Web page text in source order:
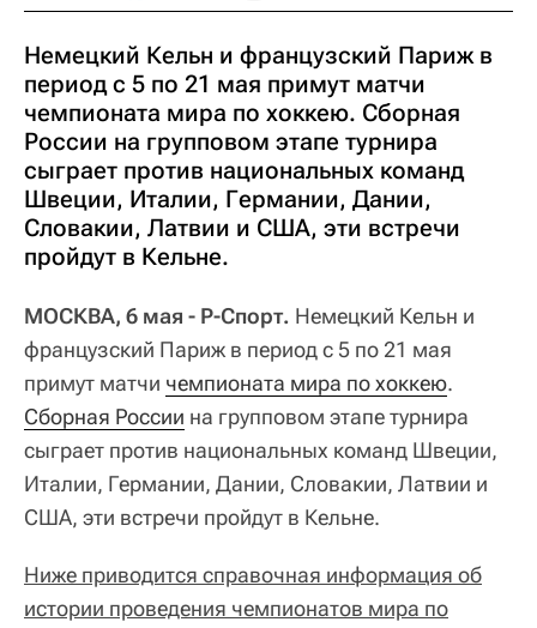
Немецкий Кельн и французский Париж в
период с 5 по 21 мая примут матчи
чемпионата мира по хоккею. Сборная
России на групповом этапе турнира
сыграет против национальных команд
Швеции, Италии, Германии, Дании,
Словакии, Латвии и США, эти встречи
пройдут в Кельне.
МОСКВА, 6 мая - Р-Спорт. Немецкий Кельн и
французский Париж в период с 5 по 21 мая
примут матчи чемпионата мира по хоккею.
Сборная России на групповом этапе турнира
сыграет против национальных команд Швеции,
Италии, Германии, Дании, Словакии, Латвии и
США, эти встречи пройдут в Кельне.
Ниже приводится справочная информация об
истории проведения чемпионатов мира по